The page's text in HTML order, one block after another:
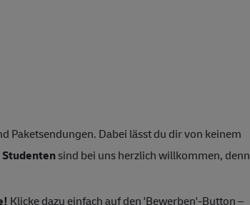
Paketsendungen. Dabei lässt du dir von keinem
Studentensind bei uns herzlich willkommen, denn
Klicke dazu einfach auf den 'Bewerben'-Button –